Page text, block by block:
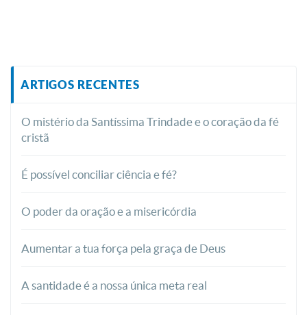
ARTIGOS RECENTES
O mistério da Santíssima Trindade e o coração da fé
cristã
É possível conciliar ciência e fé?
O poder da oração e a misericórdia
Aumentar a tua força pela graça de Deus
A santidade é a nossa única meta real